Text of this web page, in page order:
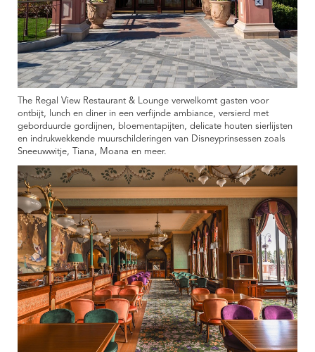
The Regal View Restaurant & Lounge verwelkomt gasten voor
ontbijt, lunch en diner in een verfijnde ambiance, versierd met
geborduurde gordijnen, bloementapijten, delicate houten sierlijsten
en indrukwekkende muurschilderingen van Disneyprinsessen zoals
Sneeuwwitje, Tiana, Moana en meer.